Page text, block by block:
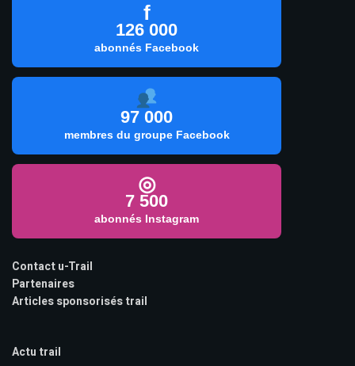
f
126 000
abonnés Facebook
97 000
membres du groupe Facebook
◎
7 500
abonnés Instagram
Contact u-Trail
Partenaires
Articles sponsorisés trail
Actu trail